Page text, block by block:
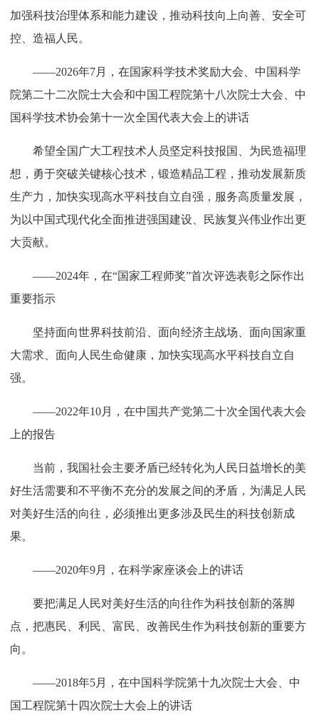
加强科技治理体系和能力建设，推动科技向上向善、安全可
控、造福人民。
——2026年7月，在国家科学技术奖励大会、中国科学
院第二十二次院士大会和中国工程院第十八次院士大会、中
国科学技术协会第十一次全国代表大会上的讲话
希望全国广大工程技术人员坚定科技报国、为民造福理
想，勇于突破关键核心技术，锻造精品工程，推动发展新质
生产力，加快实现高水平科技自立自强，服务高质量发展，
为以中国式现代化全面推进强国建设、民族复兴伟业作出更
大贡献。
——2024年，在“国家工程师奖”首次评选表彰之际作出
重要指示
坚持面向世界科技前沿、面向经济主战场、面向国家重
大需求、面向人民生命健康，加快实现高水平科技自立自
强。
——2022年10月，在中国共产党第二十次全国代表大会
上的报告
当前，我国社会主要矛盾已经转化为人民日益增长的美
好生活需要和不平衡不充分的发展之间的矛盾，为满足人民
对美好生活的向往，必须推出更多涉及民生的科技创新成
果。
——2020年9月，在科学家座谈会上的讲话
要把满足人民对美好生活的向往作为科技创新的落脚
点，把惠民、利民、富民、改善民生作为科技创新的重要方
向。
——2018年5月，在中国科学院第十九次院士大会、中
国工程院第十四次院士大会上的讲话